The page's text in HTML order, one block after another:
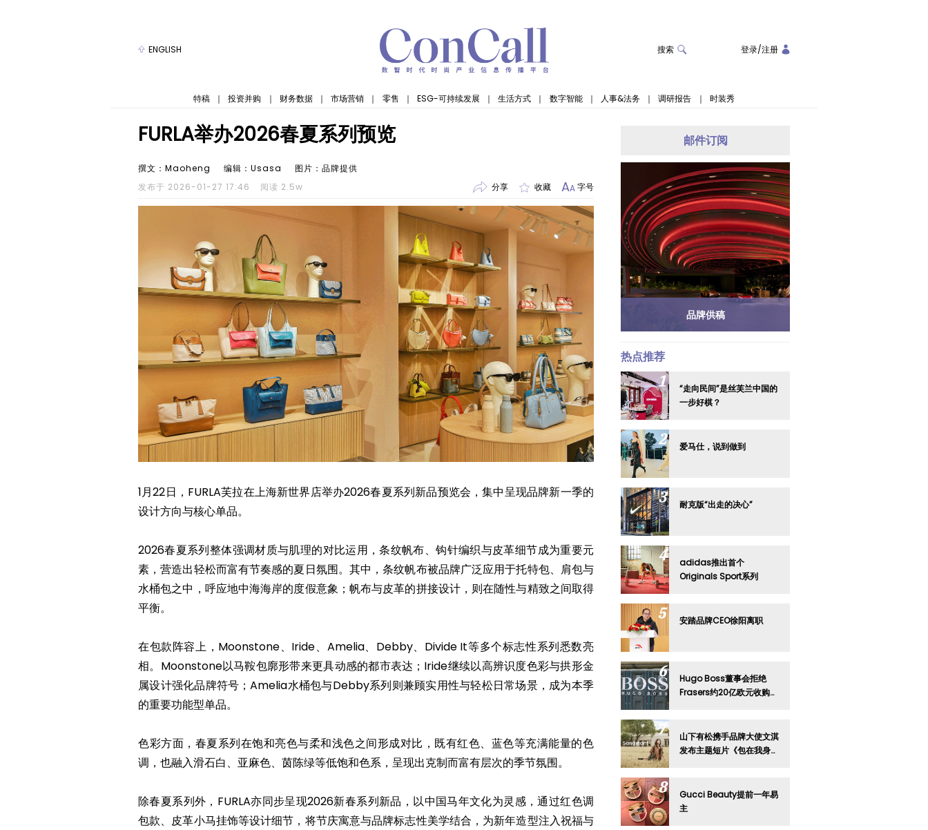
ENGLISH 搜索 登录/注册
特稿 ｜ 投资并购 ｜ 财务数据 ｜ 市场营销 ｜ 零售 ｜ ESG-可持续发展 ｜ 生活方式 ｜ 数字智能 ｜ 人事&法务 ｜ 调研报告 ｜ 时装秀
FURLA举办2026春夏系列预览
撰文：Maoheng 编辑：Usasa
图片：品牌提供
发布于 2026-01-27 17:46
阅读 2.5w 分享 收藏 AA字号
1月22日，FURLA芙拉在上海新世界店举办2026春夏系列新品预览会，集中呈现品牌新一季的
设计方向与核心单品。
2026春夏系列整体强调材质与肌理的对比运用，条纹帆布、钩针编织与皮革细节成为重要元
素，营造出轻松而富有节奏感的夏日氛围。其中，条纹帆布被品牌广泛应用于托特包、肩包与
水桶包之中，呼应地中海海岸的度假意象；帆布与皮革的拼接设计，则在随性与精致之间取得
平衡。
在包款阵容上，Moonstone、Iride、Amelia、Debby、Divide It等多个标志性系列悉数亮
相。Moonstone以马鞍包廓形带来更具动感的都市表达；Iride继续以高辨识度色彩与拱形金
属设计强化品牌符号；Amelia水桶包与Debby系列则兼顾实用性与轻松日常场景，成为本季
的重要功能型单品。
色彩方面，春夏系列在饱和亮色与柔和浅色之间形成对比，既有红色、蓝色等充满能量的色
调，也融入滑石白、亚麻色、茵陈绿等低饱和色系，呈现出克制而富有层次的季节氛围。
除春夏系列外，FURLA亦同步呈现2026新春系列新品，以中国马年文化为灵感，通过红色调
包款、皮革小马挂饰等设计细节，将节庆寓意与品牌标志性美学结合，为新年造型注入祝福与
邮件订阅
品牌供稿
热点推荐
“走向民间”是丝芙兰中国的
一步好棋？
爱马仕，说到做到
耐克版“出走的决心”
adidas推出首个
Originals Sport系列
安踏品牌CEO徐阳离职
Hugo Boss董事会拒绝
Frasers约20亿欧元收购要
山下有松携手品牌大使文淇
发布主题短片《包在我身
Gucci Beauty提前一年易
主